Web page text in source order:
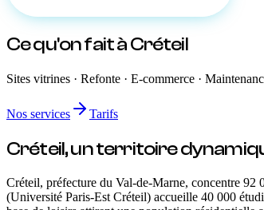
Ce qu'on faità Créteil
Sites vitrines · Refonte · E-commerce ·
Nos services Tarifs
Créteil, un territoire
Créteil, préfecture du Val-de-Marne, concentre 92
(Université Paris-Est Créteil) accueille 40 000